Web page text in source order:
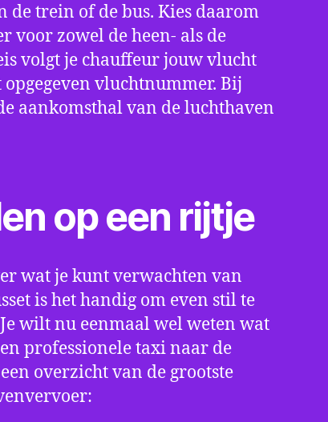
de trein of de bus. Kies daarom
voor zowel de heen- als de
volgt je chauffeur jouw vlucht
vluchtnummer. Bij
aankomsthal van de luchthaven
op een rijtje
wat je kunt verwachten van
is het handig om even stil te
wilt nu eenmaal wel weten wat
professionele taxi naar de
overzicht van de grootste